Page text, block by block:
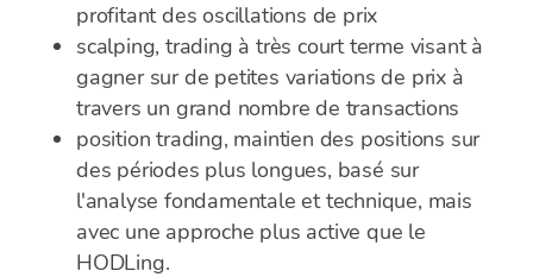
profitant des oscillations de prix
scalping, trading à très court terme visant à
gagner sur de petites variations de prix à
travers un grand nombre de transactions
position trading, maintien des positions sur
des périodes plus longues, basé sur
l'analyse fondamentale et technique, mais
avec une approche plus active que le
HODLing.